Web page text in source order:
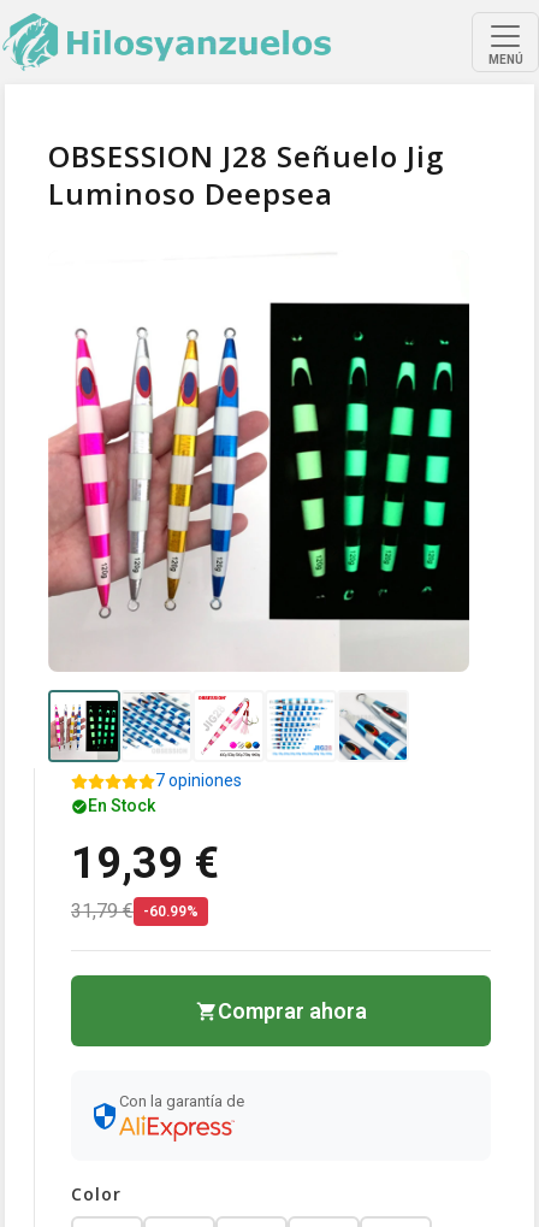
MENÚ
OBSESSION J28 Señuelo Jig
Luminoso Deepsea
7 opiniones
En Stock
19,39 €
31,79 € -60.99%
Comprar ahora
Con la garantía de
Color